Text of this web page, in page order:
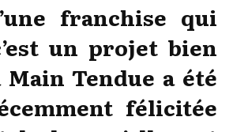
franchise qui
un projet bien
Tendue a été
félicitée